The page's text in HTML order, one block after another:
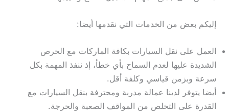
إليكم بعض من الخدمات التي نقدمها أيضا:
العمل على نقل السيارات بكافة الماركات مع الحرص
الشديدة عليها لعدم السماح بأي خطأ، إذ ننفذ المهمة بكل
سرعة وبزمن قياسي وكلفة أقل.
أيضا يتوفر لدينا عمالة مدربة ومحترفة بنقل السيارات مع
القدرة على التخلص من المواقف الصعبة والحرجة.